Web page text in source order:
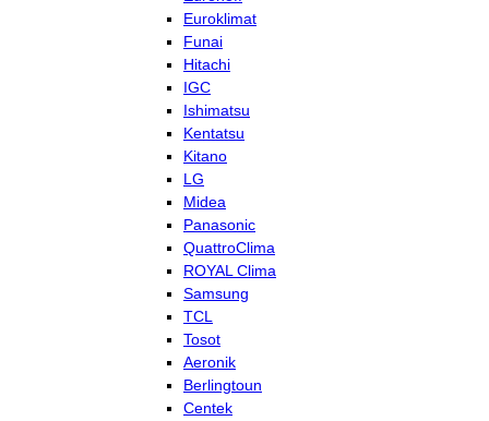
Euroklimat
Funai
Hitachi
IGC
Ishimatsu
Kentatsu
Kitano
LG
Midea
Panasonic
QuattroClima
ROYAL Clima
Samsung
TCL
Tosot
Aeronik
Berlingtoun
Centek